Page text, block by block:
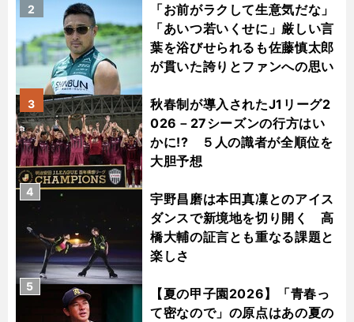
「お前がラクして生意気だな」
「あいつ若いくせに」厳しい言
葉を浴びせられるも佐藤慎太郎
が貫いた誇りとファンへの思い
2
秋春制が導入されたJ1リーグ2
026－27シーズンの行方はい
かに!? ５人の識者が全順位を
大胆予想
3
宇野昌磨は本田真凜とのアイス
ダンスで新境地を切り開く 高
橋大輔の証言とも重なる課題と
楽しさ
4
【夏の甲子園2026】「青春っ
て密なので」の原点はあの夏の
5